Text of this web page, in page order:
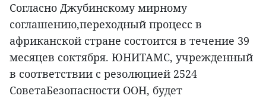
Согласно Джубинскому мирному
соглашению,переходный процесс в
африканской стране состоится в течение 39
месяцев соктября. ЮНИТАМС, учрежденный
в соответствии с резолюцией 2524
СоветаБезопасности ООН, будет